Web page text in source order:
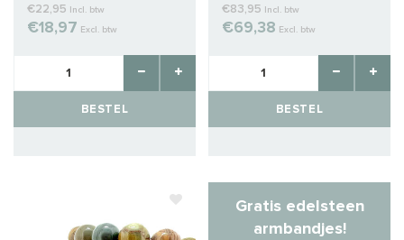
€22,95 Incl. btw
€18,97 Excl. btw
BESTEL
€83,95 Incl. btw
€69,38 Excl. btw
BESTEL
Gratis edelsteen
armbandjes!